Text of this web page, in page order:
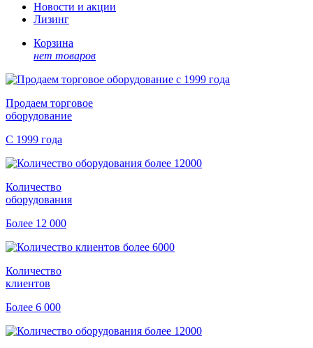
Новости и акции
Лизинг
Корзина
нет товаров
Продаем торговое
оборудование
С 1999 года
Количество
оборудования
Более 12 000
Количество
клиентов
Более 6 000